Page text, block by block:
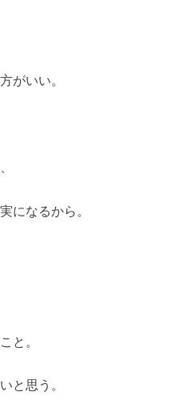
がいい。
になるから。
と。
と思う。